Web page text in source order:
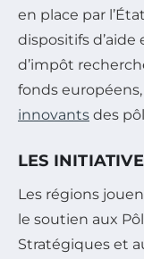
en place par
dispositifs
d’impôt
fonds
innovants des
LES
Les régions
le soutien aux
Stratégiques et